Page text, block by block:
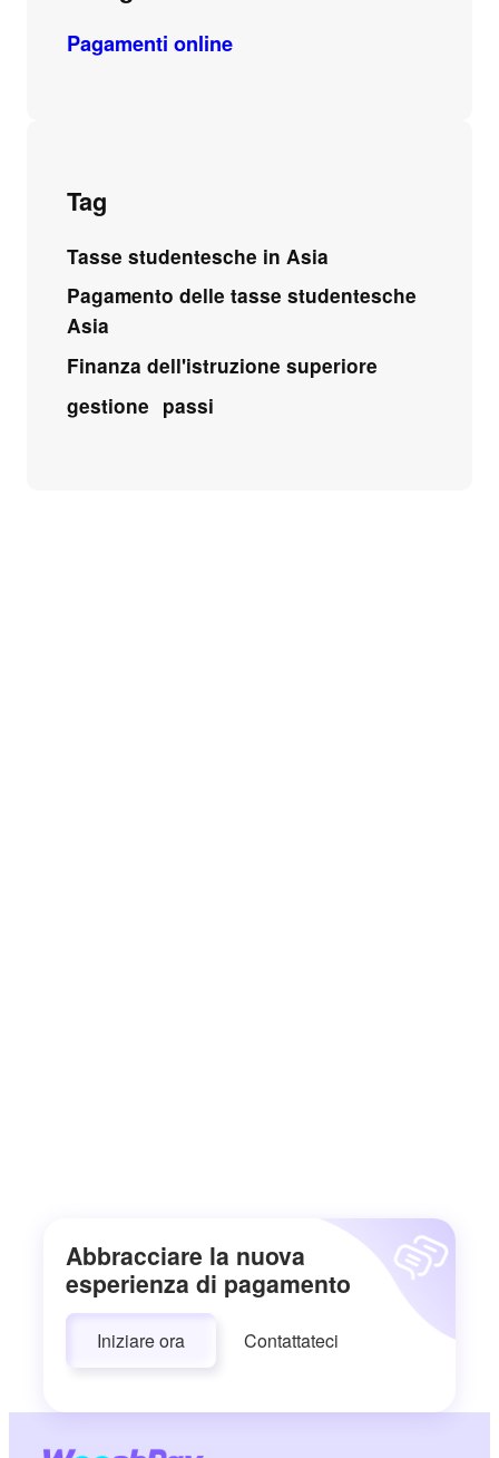
Pagamenti online
Tag
Tasse studentesche in Asia
Pagamento delle tasse studentesche
Asia
Finanza dell'istruzione superiore
gestione passi
Abbracciare la nuova
esperienza di pagamento
Iniziare ora Contattateci